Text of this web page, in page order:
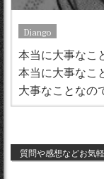
Django
本当に大事なこ
本当に大事なこ
大事なことなの
質問や感想などお気